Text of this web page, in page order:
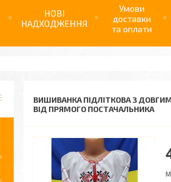
НОВІ
НАДХОДЖЕННЯ
Умови
доставки
та оплати
ВИШИВАНКА ПІДЛІТКОВА З ДОВГИМ
ВІД ПРЯМОГО ПОСТАЧАЛЬНИКА